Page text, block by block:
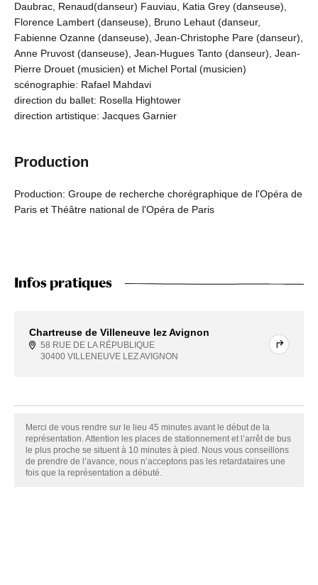
Daubrac, Renaud(danseur) Fauviau, Katia Grey (danseuse),
Florence Lambert (danseuse), Bruno Lehaut (danseur,
Fabienne Ozanne (danseuse), Jean-Christophe Pare (danseur),
Anne Pruvost (danseuse), Jean-Hugues Tanto (danseur), Jean-
Pierre Drouet (musicien) et Michel Portal (musicien)
scénographie: Rafael Mahdavi
direction du ballet: Rosella Hightower
direction artistique: Jacques Garnier
Production
Production: Groupe de recherche chorégraphique de l'Opéra de
Paris et Théâtre national de l'Opéra de Paris
Infos pratiques
Chartreuse de Villeneuve lez Avignon
58 RUE DE LA RÉPUBLIQUE
30400 VILLENEUVE LEZ AVIGNON
Merci de vous rendre sur le lieu 45 minutes avant le début de la
représentation. Attention les places de stationnement et l’arrêt de bus
le plus proche se situent à 10 minutes à pied. Nous vous conseillons
de prendre de l’avance, nous n’acceptons pas les retardataires une
fois que la représentation a débuté.